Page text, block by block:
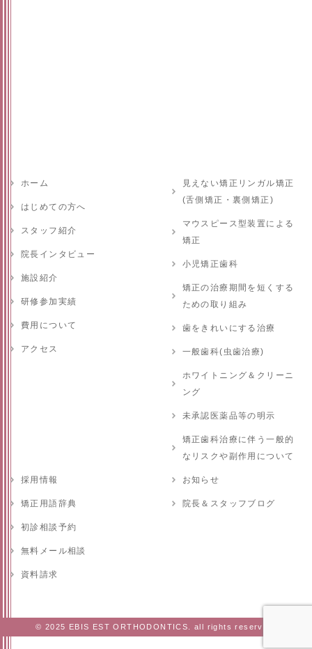
ホーム
はじめての方へ
スタッフ紹介
院長インタビュー
施設紹介
研修参加実績
費用について
アクセス
見えない矯正リンガル矯正
(舌側矯正・裏側矯正)
マウスピース型装置による
矯正
小児矯正歯科
矯正の治療期間を短くする
ための取り組み
歯をきれいにする治療
一般歯科(虫歯治療)
ホワイトニング＆クリーニ
ング
未承認医薬品等の明示
矯正歯科治療に伴う一般的
なリスクや副作用について
採用情報
矯正用語辞典
初診相談予約
無料メール相談
資料請求
お知らせ
院長＆スタッフブログ
© 2025 EBIS EST ORTHODONTICS. all rights reserved.